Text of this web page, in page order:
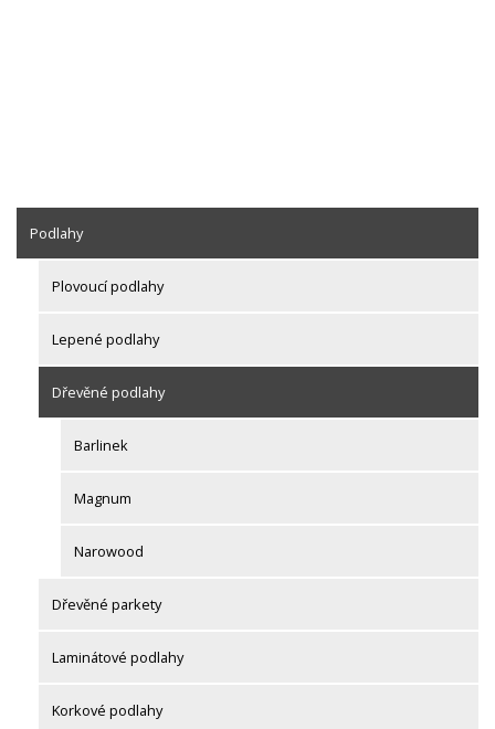
Podlahy
Plovoucí podlahy
Lepené podlahy
Dřevěné podlahy
Barlinek
Magnum
Narowood
Dřevěné parkety
Laminátové podlahy
Korkové podlahy